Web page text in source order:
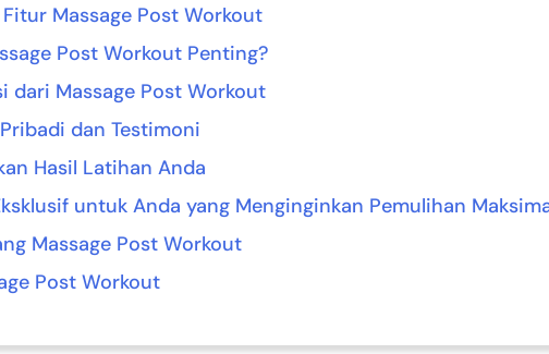
Massage Post Workout
Post Workout Penting?
dari Massage Post Workout
dan Testimoni
Hasil Latihan Anda
untuk Anda yang Menginginkan Pemulihan
Massage Post Workout
Post Workout